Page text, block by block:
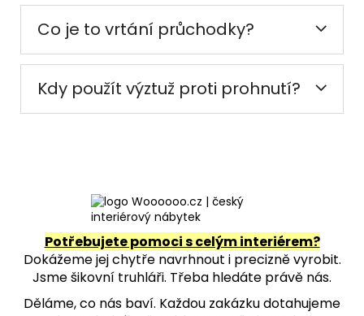
Co je to vrtání průchodky?
Kdy použít výztuž proti prohnutí?
Potřebujete pomoci s celým interiérem?
Dokážeme jej chytře navrhnout i precizně vyrobit.
Jsme šikovní truhláři. Třeba hledáte právě nás.
Děláme, co nás baví. Každou zakázku dotahujeme